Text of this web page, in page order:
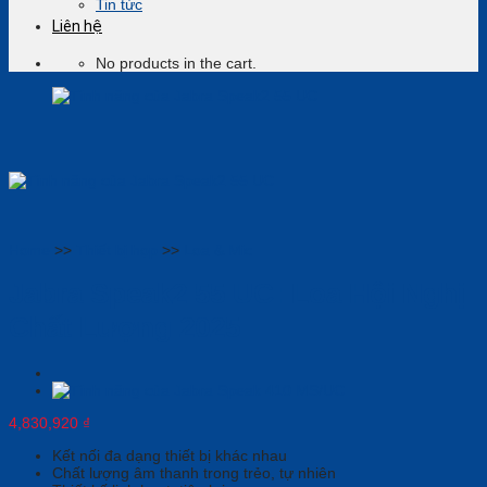
Tin tức
Liên hệ
No products in the cart.
>> >>
4,830,920 ₫
Kết nối đa dạng thiết bị khác nhau
Chất lượng âm thanh trong trẻo, tự nhiên